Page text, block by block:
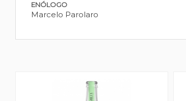
ENÓLOGO
Marcelo Parolaro